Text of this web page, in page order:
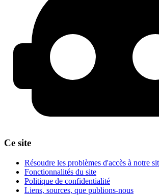
Ce site
Résoudre les problèmes d'accès à notre
Fonctionnalités du site
Politique de confidentialité
Liens, sources, que publions-nous